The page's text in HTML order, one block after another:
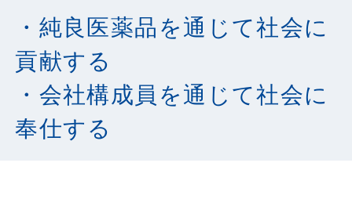
・純良医薬品を通じて社会に
貢献する
・会社構成員を通じて社会に
奉仕する